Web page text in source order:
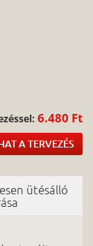
6.480 Ft
A TERVEZÉS
ütésálló